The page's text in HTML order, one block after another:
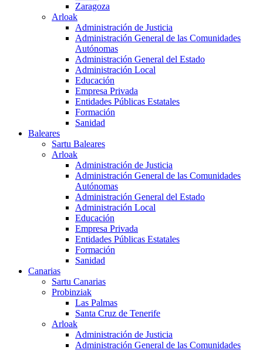
Zaragoza
Arloak
Administración de Justicia
Administración General de las Comunidades
Autónomas
Administración General del Estado
Administración Local
Educación
Empresa Privada
Entidades Públicas Estatales
Formación
Sanidad
Baleares
Sartu Baleares
Arloak
Administración de Justicia
Administración General de las Comunidades
Autónomas
Administración General del Estado
Administración Local
Educación
Empresa Privada
Entidades Públicas Estatales
Formación
Sanidad
Canarias
Sartu Canarias
Probinziak
Las Palmas
Santa Cruz de Tenerife
Arloak
Administración de Justicia
Administración General de las Comunidades